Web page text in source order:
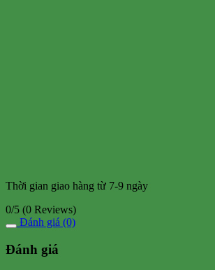
Thời gian giao hàng từ 7-9 ngày
0/5 (0 Reviews)
Đánh giá (0)
Đánh giá